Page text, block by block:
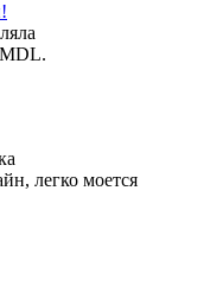
легко моется